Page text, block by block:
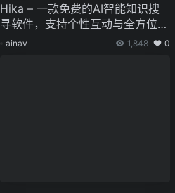
Hika – 一款免费的AI智能知识搜
寻软件，支持个性互动与全方位的
知识探究
ainav 1,848 0